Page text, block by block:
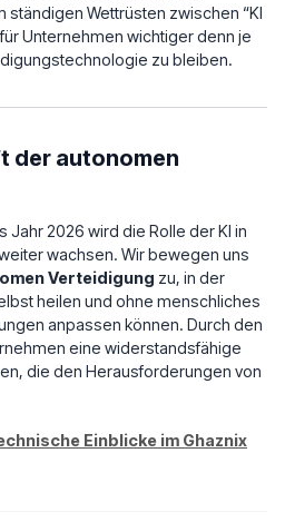
ständigen Wettrüsten zwischen “KI
Unternehmen wichtiger denn je
zu bleiben.
der autonomen
Jahr 2026 wird die Rolle der KI in
wachsen. Wir bewegen uns
Verteidigung zu, in der
heilen und ohne menschliches
anpassen können. Durch den
eine widerstandsfähige
die den Herausforderungen von
Einblicke im Ghaznix